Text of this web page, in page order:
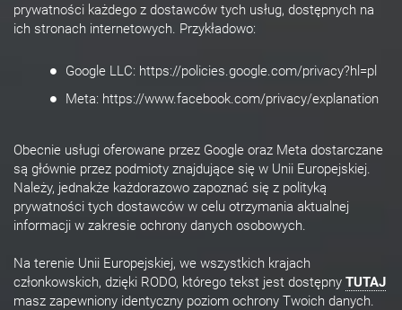
prywatności każdego z dostawców tych usług, dostępnych na
ich stronach internetowych. Przykładowo:
Google LLC: https://policies.google.com/privacy?hl=pl
Meta: https://www.facebook.com/privacy/explanation
Obecnie usługi oferowane przez Google oraz Meta dostarczane
są głównie przez podmioty znajdujące się w Unii Europejskiej.
Należy, jednakże każdorazowo zapoznać się z polityką
prywatności tych dostawców w celu otrzymania aktualnej
informacji w zakresie ochrony danych osobowych.
Na terenie Unii Europejskiej, we wszystkich krajach
członkowskich, dzięki RODO, którego tekst jest dostępny TUTAJ
masz zapewniony identyczny poziom ochrony Twoich danych.